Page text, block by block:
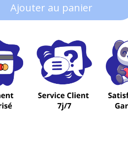
Ajouter au panier